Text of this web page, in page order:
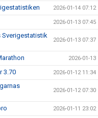
2026-01-14 07:12
2026-01-13 07:45
Sverigestatistik
2026-01-13 07:37
2026-01-13
3.70 2026-01-12 11:34
2026-01-12 07:30
2026-01-11 23:02